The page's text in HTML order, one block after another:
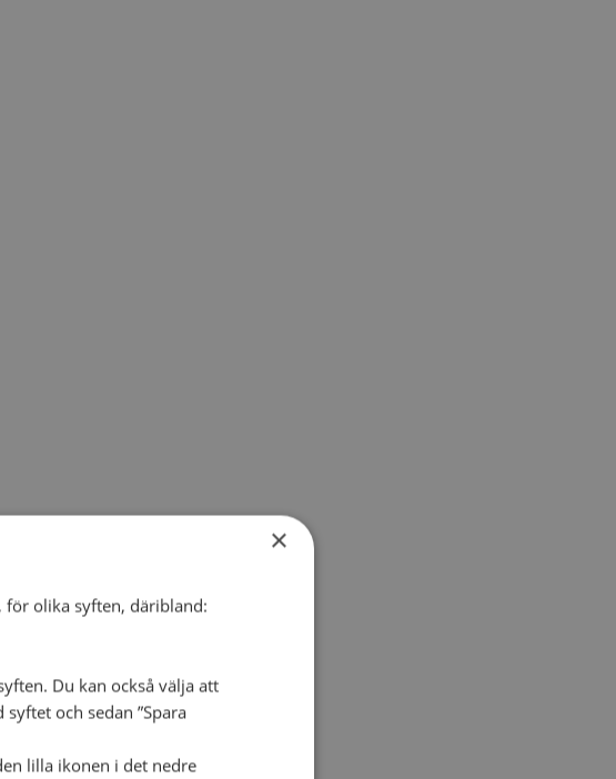
×
för olika syften, däribland:
Du kan också välja att
och sedan ”Spara
lilla ikonen i det nedre